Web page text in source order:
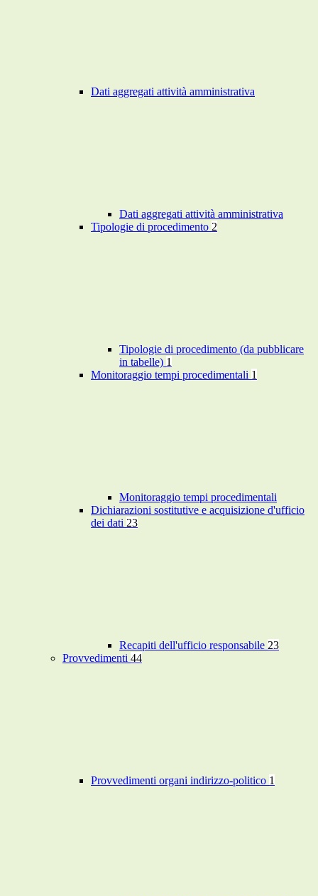
Dati aggregati attività amministrativa
Dati aggregati attività amministrativa
Tipologie di procedimento 2
Tipologie di procedimento (da pubblicare
in tabelle) 1
Monitoraggio tempi procedimentali 1
Monitoraggio tempi procedimentali
Dichiarazioni sostitutive e acquisizione d'ufficio
dei dati 23
Recapiti dell'ufficio responsabile 23
Provvedimenti 44
Provvedimenti organi indirizzo-politico 1